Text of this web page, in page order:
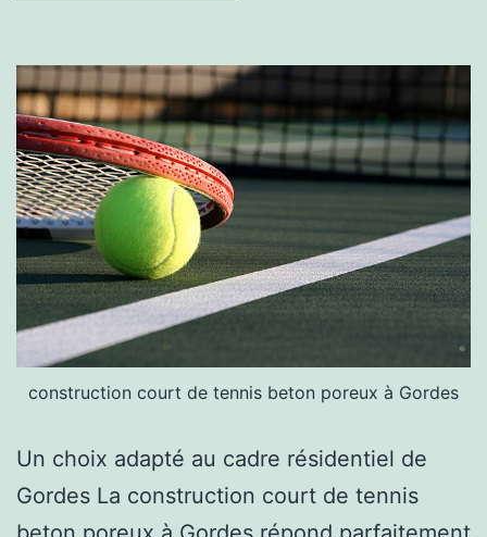
construction court de tennis beton poreux à Gordes
Un choix adapté au cadre résidentiel de
Gordes La construction court de tennis